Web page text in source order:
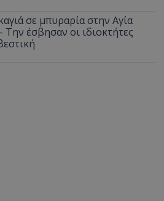
σε μπυραρία στην Αγία
έσβησαν οι ιδιοκτήτες